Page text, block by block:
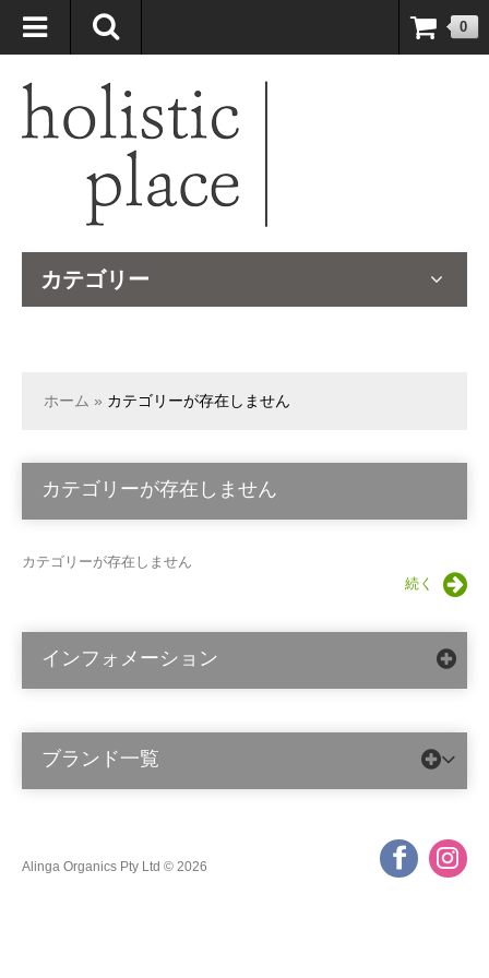
自然療法大国のオーストラリアより、臨床経験＆知識の豊富なナチュ
ロパスが厳選したサプリメントや ナチュラルグッズをお届けします！
0
カテゴリー
ホーム » カテゴリーが存在しません
カテゴリーが存在しません
カテゴリーが存在しません
続く
インフォメーション
ブランド一覧
Alinga Organics Pty Ltd © 2026